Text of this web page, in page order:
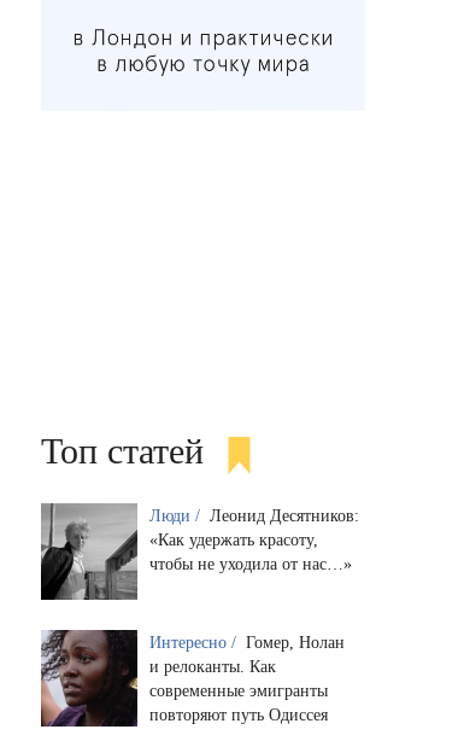
Топ статей
Люди / Леонид Десятников:
«Как удержать красоту,
чтобы не уходила от нас…»
Интересно / Гомер, Нолан
и релоканты. Как
современные эмигранты
повторяют путь Одиссея